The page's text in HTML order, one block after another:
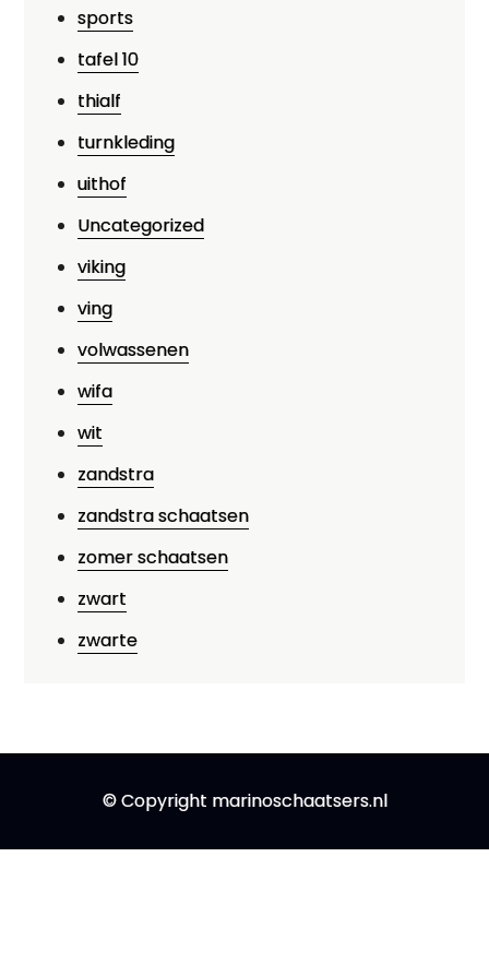
sports
tafel 10
thialf
turnkleding
uithof
Uncategorized
viking
ving
volwassenen
wifa
wit
zandstra
zandstra schaatsen
zomer schaatsen
zwart
zwarte
© Copyright marinoschaatsers.nl